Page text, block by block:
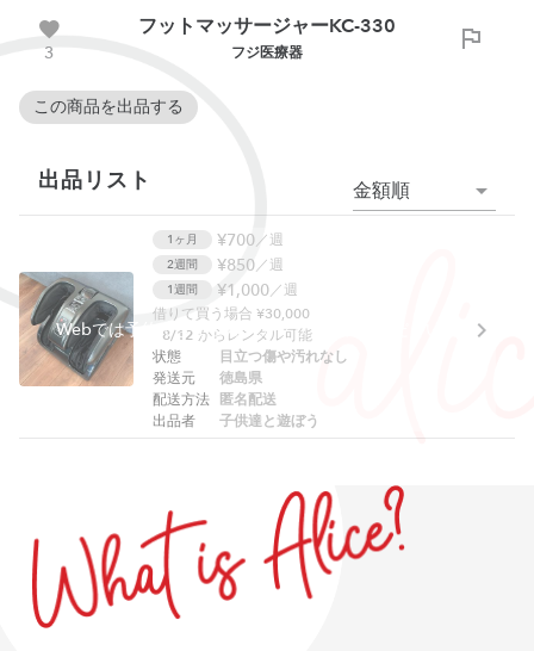
3
フットマッサージャーKC-330
フジ医療器
この商品を出品する
出品リスト 金額順
Webでは予約できません。アプリをご利用ください。
1ヶ月 ¥700／週
2週間 ¥850／週
1週間 ¥1,000／週
借りて買う場合 ¥30,000
8/12 からレンタル可能
状態
発送元
配送方法
出品者
目立つ傷や汚れなし
徳島県
匿名配送
子供達と遊ぼう